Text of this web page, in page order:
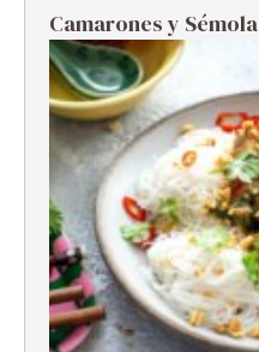
Camarones y Sémola